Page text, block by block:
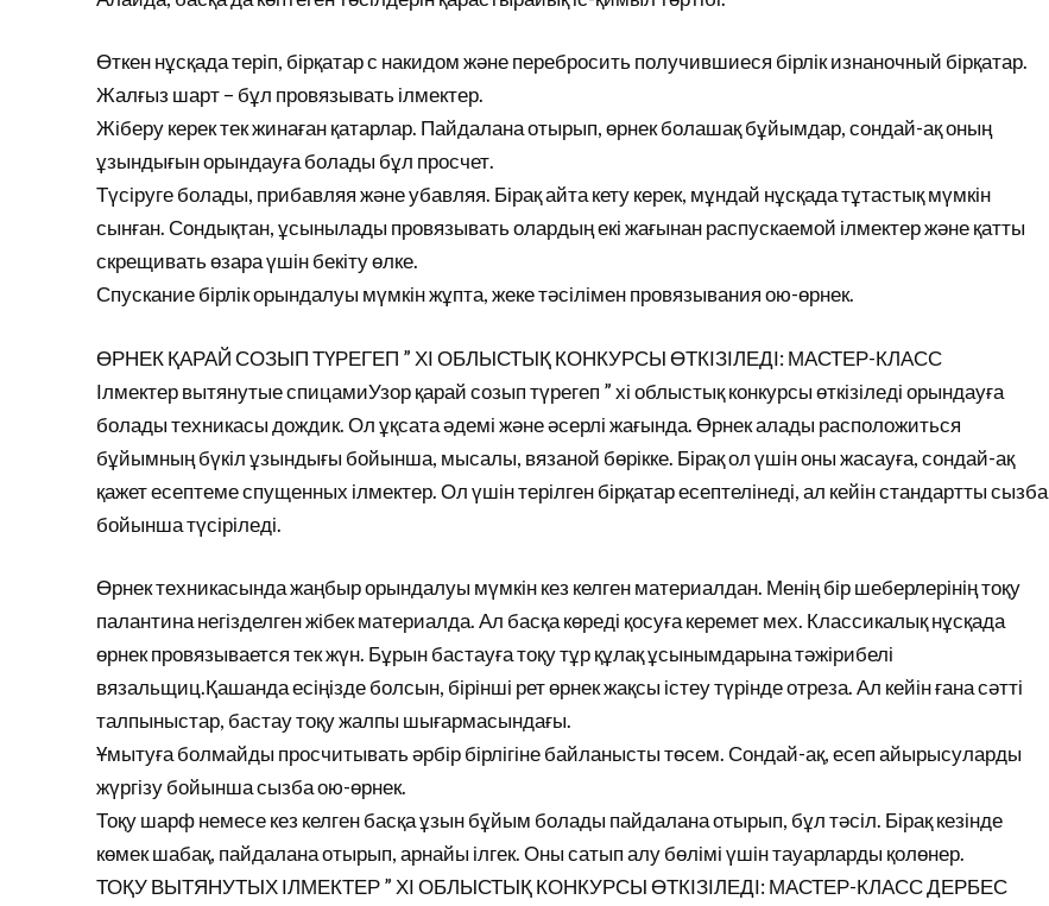
Өткен нұсқада теріп, бірқатар с накидом және перебросить получившиеся бірлік изнаночный бірқатар.
Жалғыз шарт – бұл провязывать ілмектер.
Жіберу керек тек жинаған қатарлар. Пайдалана отырып, өрнек болашақ бұйымдар, сондай-ақ оның
ұзындығын орындауға болады бұл просчет.
Түсіруге болады, прибавляя және убавляя. Бірақ айта кету керек, мұндай нұсқада тұтастық мүмкін
сынған. Сондықтан, ұсынылады провязывать олардың екі жағынан распускаемой ілмектер және қатты
скрещивать өзара үшін бекіту өлке.
Спускание бірлік орындалуы мүмкін жұпта, жеке тәсілімен провязывания ою-өрнек.
ӨРНЕК ҚАРАЙ СОЗЫП ТҮРЕГЕП ” ХІ ОБЛЫСТЫҚ КОНКУРСЫ ӨТКІЗІЛЕДІ: МАСТЕР-КЛАСС
Ілмектер вытянутые спицамиУзор қарай созып түрегеп ” хі облыстық конкурсы өткізіледі орындауға
болады техникасы дождик. Ол ұқсата әдемі және әсерлі жағында. Өрнек алады расположиться
бұйымның бүкіл ұзындығы бойынша, мысалы, вязаной бөрікке. Бірақ ол үшін оны жасауға, сондай-ақ
қажет есептеме спущенных ілмектер. Ол үшін терілген бірқатар есептелінеді, ал кейін стандартты сызба
бойынша түсіріледі.
Өрнек техникасында жаңбыр орындалуы мүмкін кез келген материалдан. Менің бір шеберлерінің тоқу
палантина негізделген жібек материалда. Ал басқа көреді қосуға керемет мех. Классикалық нұсқада
өрнек провязывается тек жүн. Бұрын бастауға тоқу тұр құлақ ұсынымдарына тәжірибелі
вязальщиц.Қашанда есіңізде болсын, бірінші рет өрнек жақсы істеу түрінде отреза. Ал кейін ғана сәтті
талпыныстар, бастау тоқу жалпы шығармасындағы.
Ұмытуға болмайды просчитывать әрбір бірлігіне байланысты төсем. Сондай-ақ, есеп айырысуларды
жүргізу бойынша сызба ою-өрнек.
Тоқу шарф немесе кез келген басқа ұзын бұйым болады пайдалана отырып, бұл тәсіл. Бірақ кезінде
көмек шабақ, пайдалана отырып, арнайы ілгек. Оны сатып алу бөлімі үшін тауарларды қолөнер.
ТОҚУ ВЫТЯНУТЫХ ІЛМЕКТЕР ” ХІ ОБЛЫСТЫҚ КОНКУРСЫ ӨТКІЗІЛЕДІ: МАСТЕР-КЛАСС ДЕРБЕС